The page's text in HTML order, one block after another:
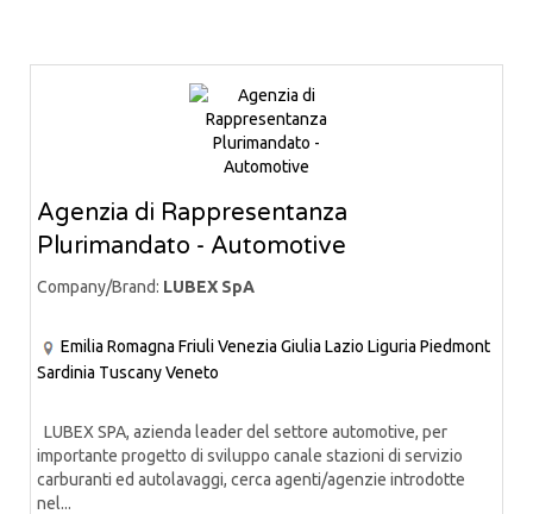
Agenzia di Rappresentanza
Plurimandato - Automotive
Company/Brand: LUBEX SpA
Emilia Romagna Friuli Venezia Giulia Lazio Liguria Piedmont
Sardinia TuscanyVeneto
LUBEX SPA, azienda leader del settore automotive, per
importante progetto di sviluppo canale stazioni di servizio
carburanti ed autolavaggi, cerca agenti/agenzie introdotte
nel...